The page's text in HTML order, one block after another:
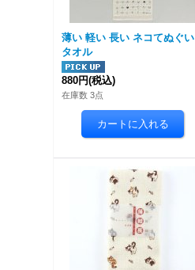
薄い 軽い 長い ネコてぬぐい
タオル
880円(税込)
在庫数 3点